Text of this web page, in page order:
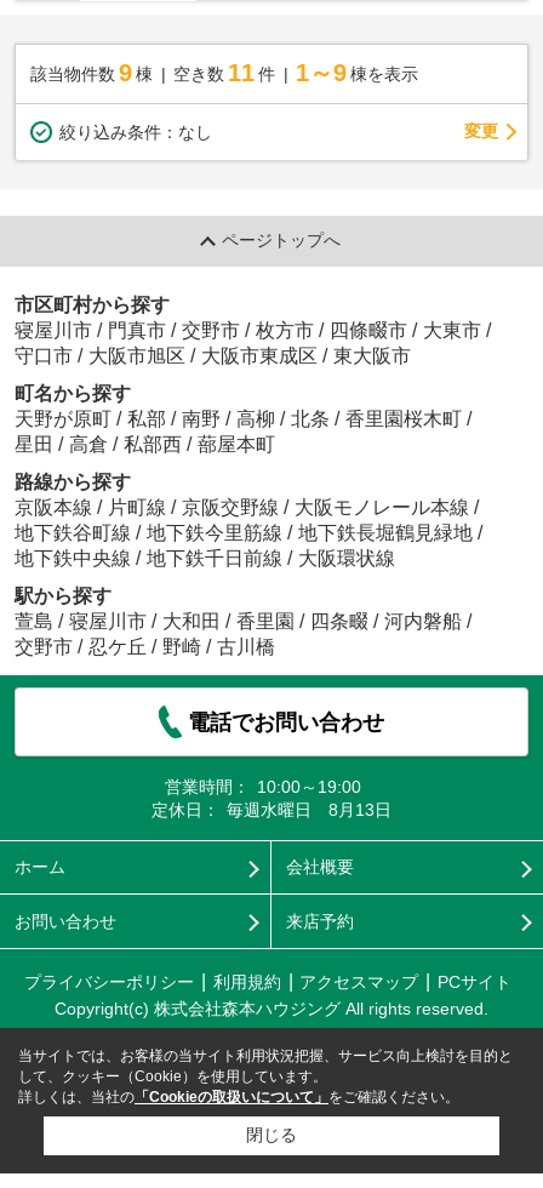
該当物件数 9棟 空き数 11 件 1～9 棟を表示
絞り込み条件： なし 変更
ページトップへ
市区町村から探す
寝屋川市 / 門真市 / 交野市 / 枚方市 / 四條畷市 / 大東市 /
守口市 / 大阪市旭区 / 大阪市東成区 / 東大阪市
町名から探す
天野が原町 / 私部 / 南野 / 高柳 / 北条 / 香里園桜木町 /
星田 / 高倉 / 私部西 / 蔀屋本町
路線から探す
京阪本線 / 片町線 / 京阪交野線 / 大阪モノレール本線 /
地下鉄谷町線 / 地下鉄今里筋線 / 地下鉄長堀鶴見緑地 /
地下鉄中央線 / 地下鉄千日前線 / 大阪環状線
駅から探す
萱島 / 寝屋川市 / 大和田 / 香里園 / 四条畷 / 河内磐船 /
交野市 / 忍ケ丘 / 野崎 / 古川橋
電話でお問い合わせ
営業時間：
10:00～19:00
定休日：
毎週水曜日 8月13日
ホーム 会社概要
お問い合わせ 来店予約
プライバシーポリシー 利用規約 アクセスマップ
PCサイト
Copyright(c) 株式会社森本ハウジング All rights reserved.
当サイトでは、お客様の当サイト利用状況把握、サービス向上検討を目的と
して、クッキー（Cookie）を使用しています。
詳しくは、当社の 「Cookieの取扱いについて」 をご確認ください。
閉じる